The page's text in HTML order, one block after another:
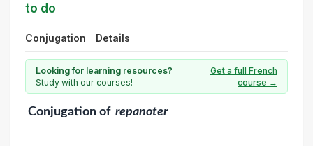
to do
Conjugation Details
Looking for learning resources?
Study with our courses!
Get a full French
course →
Conjugationof repanoter